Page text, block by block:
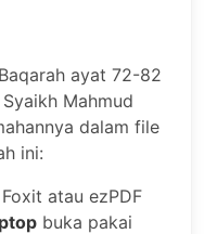
ayat 72-82
Mahmud
dalam file
ini:
atau ezPDF
buka pakai